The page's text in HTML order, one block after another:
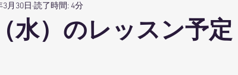
ピラティス（子連OK）
水）のレッスン予定
3月30日 読了時間: 4分